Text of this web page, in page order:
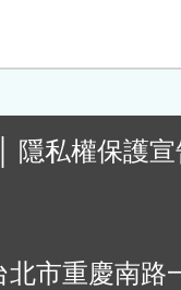
隱私權保護
北市重慶南路